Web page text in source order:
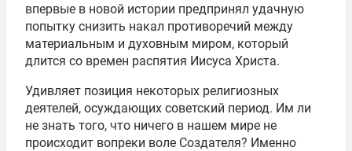
впервые в новой истории предпринял удачную
попытку снизить накал противоречий между
материальным и духовным миром, который
длится со времен распятия Иисуса Христа.
Удивляет позиция некоторых религиозных
деятелей, осуждающих советский период. Им ли
не знать того, что ничего в нашем мире не
происходит вопреки воле Создателя? Именно